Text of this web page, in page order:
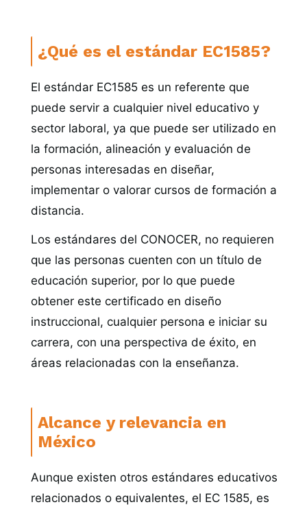
¿Qué es el estándar EC1585?
El estándar EC1585 es un referente que
puede servir a cualquier nivel educativo y
sector laboral, ya que puede ser utilizado en
la formación, alineación y evaluación de
personas interesadas en diseñar,
implementar o valorar cursos de formación a
distancia.
Los estándares del CONOCER, no requieren
que las personas cuenten con un título de
educación superior, por lo que puede
obtener este certificado en diseño
instruccional, cualquier persona e iniciar su
carrera, con una perspectiva de éxito, en
áreas relacionadas con la enseñanza.
Alcance y relevancia en
México
Aunque existen otros estándares educativos
relacionados o equivalentes, el EC 1585, es